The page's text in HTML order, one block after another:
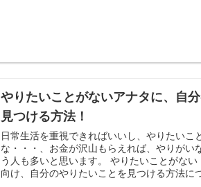
やりたいことがないアナタに、自
見つける方法！
日常生活を重視できればいいし、やりたいこ
な・・・、お金が沢山もらえれば、やりがい
う人も多いと思います。 やりたいことがな
向け、自分のやりたいことを見つける方法に